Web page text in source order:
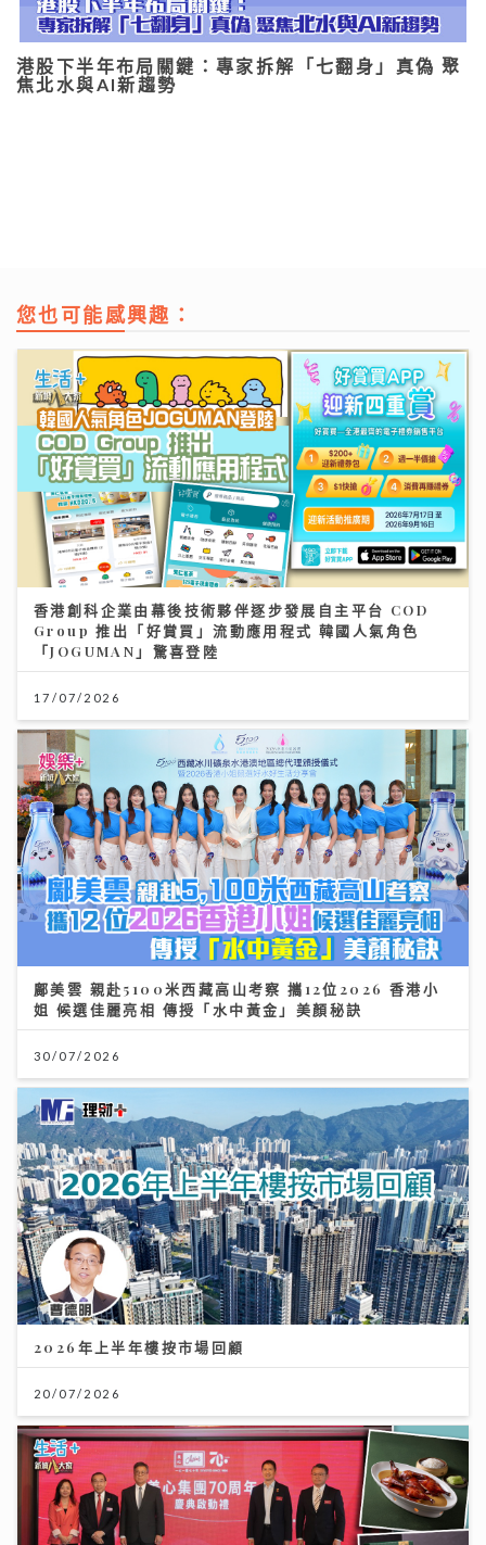
港股下半年布局關鍵：專家拆解「七翻身」真偽 聚
焦北水與AI新趨勢
您也可能感興趣：
香港創科企業由幕後技術夥伴逐步發展自主平台 COD
Group 推出「好賞買」流動應用程式 韓國人氣角色
「JOGUMAN」驚喜登陸
17/07/2026
鄺美雲 親赴5100米西藏高山考察 攜12位2026 香港小
姐 候選佳麗亮相 傳授「水中黃金」美顏秘訣
30/07/2026
2026年上半年樓按市場回顧
20/07/2026